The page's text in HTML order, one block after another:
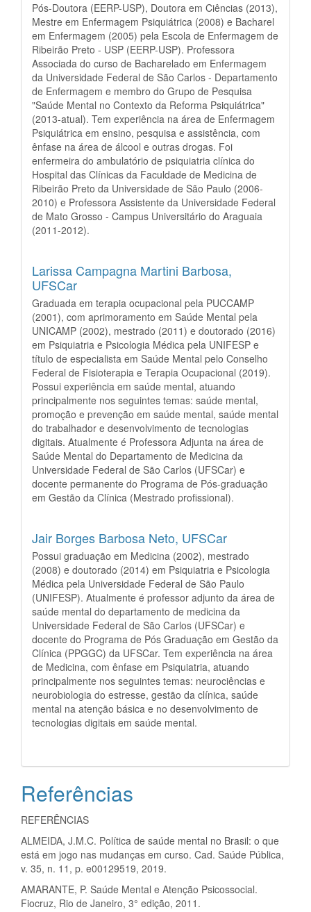
Pós-Doutora (EERP-USP), Doutora em Ciências (2013),
Mestre em Enfermagem Psiquiátrica (2008) e Bacharel
em Enfermagem (2005) pela Escola de Enfermagem de
Ribeirão Preto - USP (EERP-USP). Professora
Associada do curso de Bacharelado em Enfermagem
da Universidade Federal de São Carlos - Departamento
de Enfermagem e membro do Grupo de Pesquisa
"Saúde Mental no Contexto da Reforma Psiquiátrica"
(2013-atual). Tem experiência na área de Enfermagem
Psiquiátrica em ensino, pesquisa e assistência, com
ênfase na área de álcool e outras drogas. Foi
enfermeira do ambulatório de psiquiatria clínica do
Hospital das Clínicas da Faculdade de Medicina de
Ribeirão Preto da Universidade de São Paulo (2006-
2010) e Professora Assistente da Universidade Federal
de Mato Grosso - Campus Universitário do Araguaia
(2011-2012).
Larissa Campagna Martini Barbosa,
UFSCar
Graduada em terapia ocupacional pela PUCCAMP
(2001), com aprimoramento em Saúde Mental pela
UNICAMP (2002), mestrado (2011) e doutorado (2016)
em Psiquiatria e Psicologia Médica pela UNIFESP e
título de especialista em Saúde Mental pelo Conselho
Federal de Fisioterapia e Terapia Ocupacional (2019).
Possui experiência em saúde mental, atuando
principalmente nos seguintes temas: saúde mental,
promoção e prevenção em saúde mental, saúde mental
do trabalhador e desenvolvimento de tecnologias
digitais. Atualmente é Professora Adjunta na área de
Saúde Mental do Departamento de Medicina da
Universidade Federal de São Carlos (UFSCar) e
docente permanente do Programa de Pós-graduação
em Gestão da Clínica (Mestrado profissional).
Jair Borges Barbosa Neto, UFSCar
Possui graduação em Medicina (2002), mestrado
(2008) e doutorado (2014) em Psiquiatria e Psicologia
Médica pela Universidade Federal de São Paulo
(UNIFESP). Atualmente é professor adjunto da área de
saúde mental do departamento de medicina da
Universidade Federal de São Carlos (UFSCar) e
docente do Programa de Pós Graduação em Gestão da
Clínica (PPGGC) da UFSCar. Tem experiência na área
de Medicina, com ênfase em Psiquiatria, atuando
principalmente nos seguintes temas: neurociências e
neurobiologia do estresse, gestão da clínica, saúde
mental na atenção básica e no desenvolvimento de
tecnologias digitais em saúde mental.
Referências
REFERÊNCIAS
ALMEIDA, J.M.C. Política de saúde mental no Brasil: o que
está em jogo nas mudanças em curso. Cad. Saúde Pública,
v. 35, n. 11, p. e00129519, 2019.
AMARANTE, P. Saúde Mental e Atenção Psicossocial.
Fiocruz, Rio de Janeiro, 3° edição, 2011.